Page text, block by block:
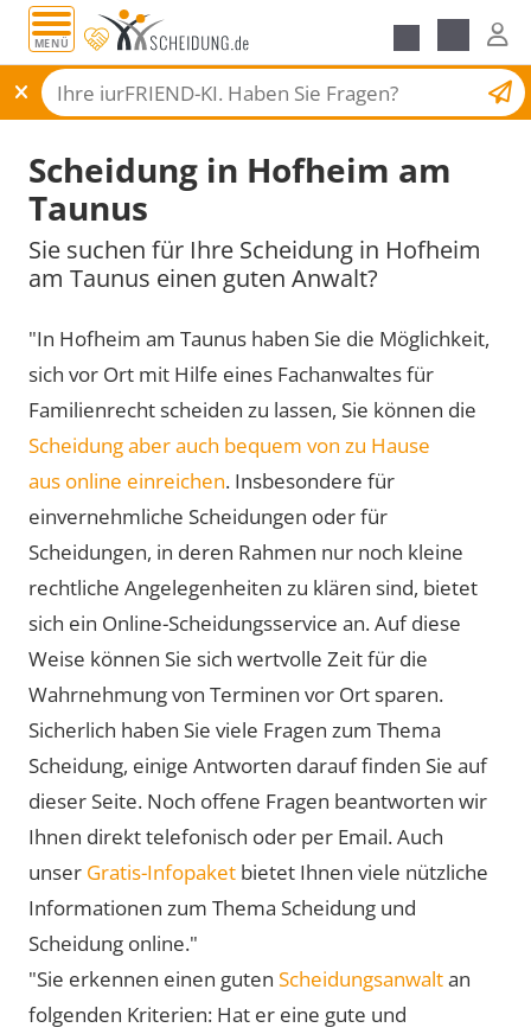
MENÜ
Scheidungsantrag
Scheidung in Hofheim am
Taunus
Sie suchen für Ihre Scheidung in Hofheim
am Taunus einen guten Anwalt?
"In Hofheim am Taunus haben Sie die Möglichkeit,
sich vor Ort mit Hilfe eines Fachanwaltes für
Familienrecht scheiden zu lassen, Sie können die
Scheidung aber auch bequem von zu Hause
aus online einreichen. Insbesondere für
einvernehmliche Scheidungen oder für
Scheidungen, in deren Rahmen nur noch kleine
rechtliche Angelegenheiten zu klären sind, bietet
sich ein Online-Scheidungsservice an. Auf diese
Weise können Sie sich wertvolle Zeit für die
Wahrnehmung von Terminen vor Ort sparen.
Sicherlich haben Sie viele Fragen zum Thema
Scheidung, einige Antworten darauf finden Sie auf
dieser Seite. Noch offene Fragen beantworten wir
Ihnen direkt telefonisch oder per Email. Auch
unser Gratis-Infopaket bietet Ihnen viele nützliche
Informationen zum Thema Scheidung und
Scheidung online."
"Sie erkennen einen guten Scheidungsanwaltan
folgenden Kriterien: Hat er eine gute und